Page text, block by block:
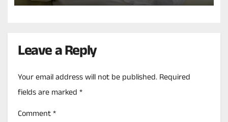
Leave a Reply
Your email address will not be published.Required
fields are marked*
Comment*